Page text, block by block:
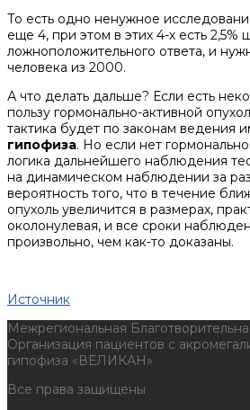
То есть одно ненужное
еще 4, при этом в этих 4-х есть 2,5%
ложноположительного ответа, и
человека из 2000.
А что делать дальше? Если есть
пользу гормонально-активной
тактика будет по законам ведения
гипофиза. Но если нет
логика дальнейшего наблюдения
на динамическом наблюдении за
вероятность того, что в течение
опухоль увеличится в размерах,
околонулевая, и все сроки
произвольно, чем как-то доказаны.
Источник
Межрегиональная
Организация пациентов с
гипофиза «ВЕЛИКАН»
Все права защищены